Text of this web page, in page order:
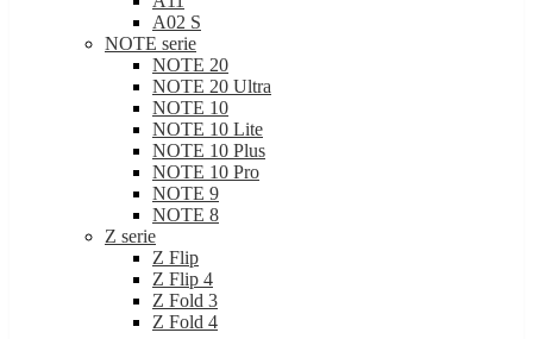
A02 S
NOTE serie
NOTE 20
NOTE 20 Ultra
NOTE 10
NOTE 10 Lite
NOTE 10 Plus
NOTE 10 Pro
NOTE 9
NOTE 8
Z serie
Z Flip
Z Flip 4
Z Fold 3
Z Fold 4
IDEAL OF SWEDEN